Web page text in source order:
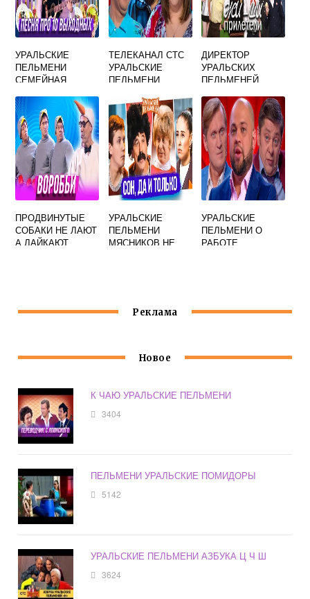
УРАЛЬСКИЕ
ПЕЛЬМЕНИ
СЕМЕЙНАЯ
ТЕЛЕКАНАЛ СТС
УРАЛЬСКИЕ
ПЕЛЬМЕНИ
СМОТРЕТЬ
ДИРЕКТОР
УРАЛЬСКИХ
ПЕЛЬМЕНЕЙ
ПРОДВИНУТЫЕ
СОБАКИ НЕ ЛАЮТ
А ЛАЙКАЮТ
УРАЛЬСКИЕ
ПЕЛЬМЕНИ
МЯСНИКОВ НЕ
УРАЛЬСКИЕ
ПЕЛЬМЕНИ О
РАБОТЕ
Реклама
Новое
К ЧАЮ УРАЛЬСКИЕ ПЕЛЬМЕНИ
3404
ПЕЛЬМЕНИ УРАЛЬСКИЕ ПОМИДОРЫ
5142
УРАЛЬСКИЕ ПЕЛЬМЕНИ АЗБУКА Ц Ч Ш
3624